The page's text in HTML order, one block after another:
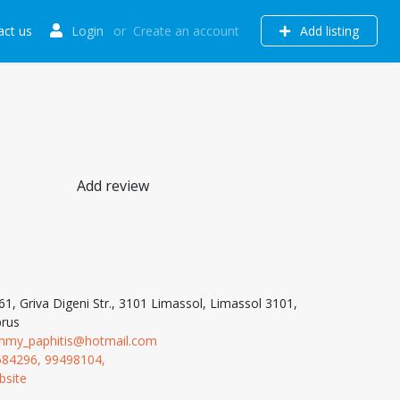
Login or Create an account Add listing
us
Add review
Griva Digeni Str., 3101 Limassol, Limassol 3101,
99498104,